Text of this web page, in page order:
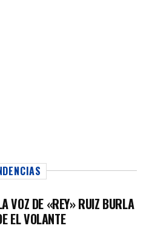
VOZ DE «REY» RUIZ BURLA
EL VOLANTE